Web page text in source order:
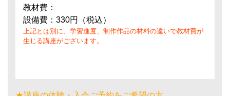
教材費：
設備費：330円（税込）
上記とは別に、学習進度、制作作品の材料の違いで教材費が
生じる講座がございます。